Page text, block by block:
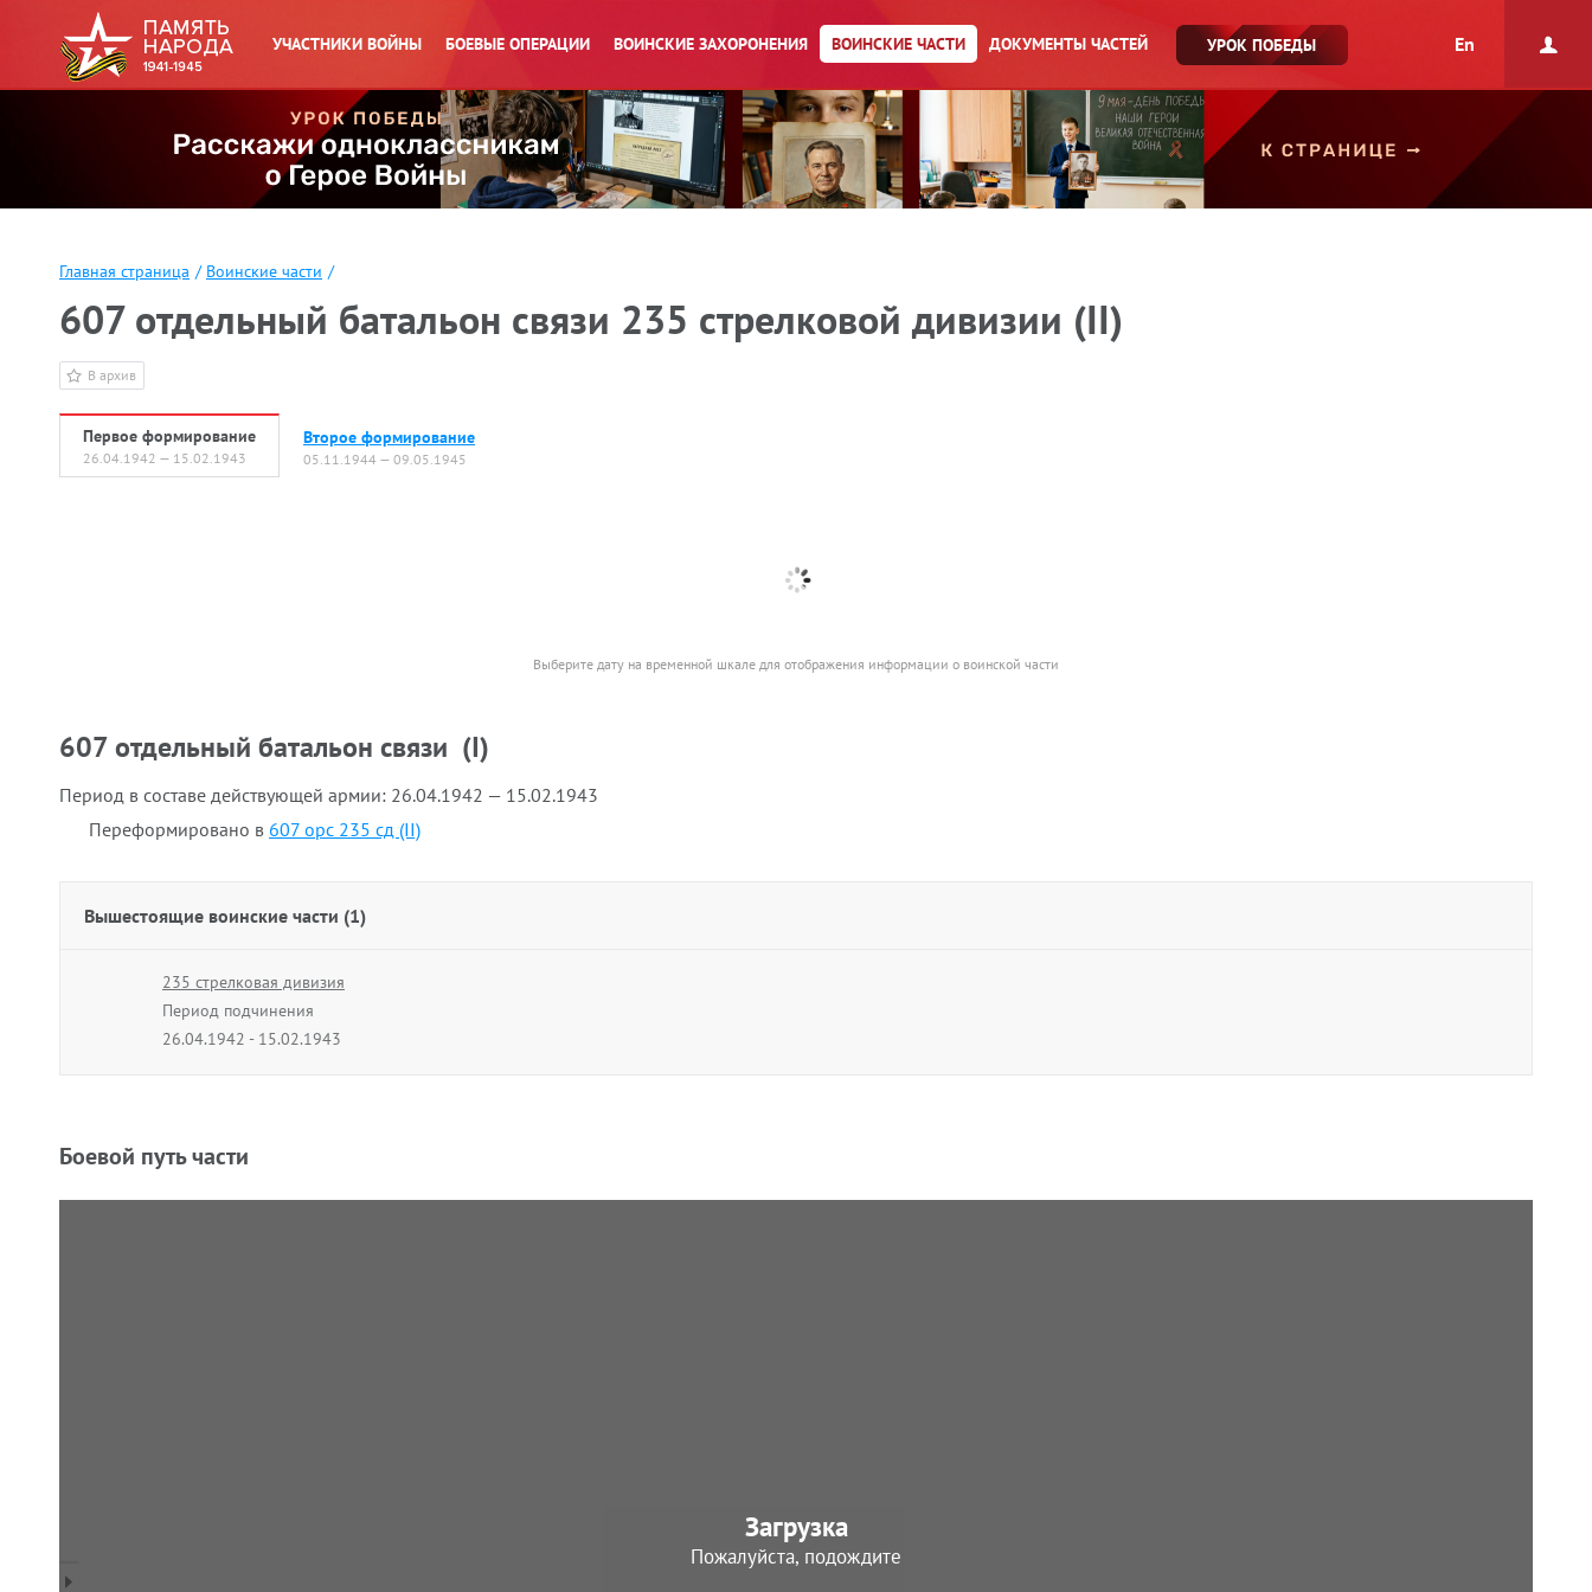
УЧАСТНИКИ ВОЙНЫ БОЕВЫЕ ОПЕРАЦИИ ВОИНСКИЕ ЗАХОРОНЕНИЯ ВОИНСКИЕ ЧАСТИ ДОКУМЕНТЫ ЧАСТЕЙ УРОК ПОБЕДЫ En
Главная страница / Воинские части /
607 отдельный батальон связи 235 стрелковой дивизии (II)
В архив
Первое формирование
26.04.1942 — 15.02.1943
Второе формирование
05.11.1944 — 09.05.1945
Выберите дату на временной шкале для отображения информации о воинской части
607 отдельный батальон связи (I)
Период в составе действующей армии: 26.04.1942 — 15.02.1943
Переформировано в 607 орс 235 сд (II)
Вышестоящие воинские части (1)
235 стрелковая дивизия
Период подчинения
26.04.1942 - 15.02.1943
Боевой путь части
Загрузка
Пожалуйста, подождите